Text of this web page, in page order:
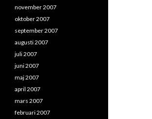
november 2007
oktober 2007
september 2007
augusti 2007
juli 2007
juni 2007
maj 2007
april 2007
mars 2007
februari 2007